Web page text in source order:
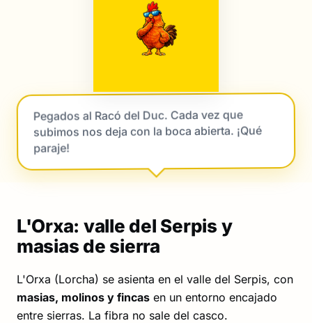
Pegados al Racó del Duc. Cada vez que
subimos nos deja con la boca abierta. ¡Qué
paraje!
L'Orxa: valle del Serpis y
masias de sierra
L'Orxa (Lorcha) se asienta en el valle del Serpis, con
masias, molinos y fincas en un entorno encajado
entre sierras. La fibra no sale del casco.